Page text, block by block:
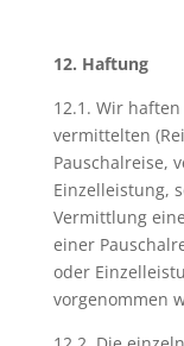
12. Haftung
12.1. Wir
vermittelten
Pauschalreise,
Einzelleistung,
Vermittlung
einer
oder
vorgenommen